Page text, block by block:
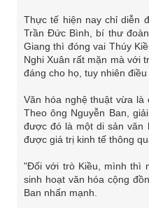
Thực tế hiện nay chỉ diễn
Trần Đức Bình, bí thư
Giang thì đóng vai Thúy
Nghi Xuân rất mặn mà với
đáng cho họ, tuy nhiên
Văn hóa nghệ thuật vừa
Theo ông Nguyễn Ban,
được đó là một di sản
được giá trị kinh tế thông
"Đối với trò Kiều, mình thì
sinh hoạt văn hóa cộng
Ban nhấn mạnh.